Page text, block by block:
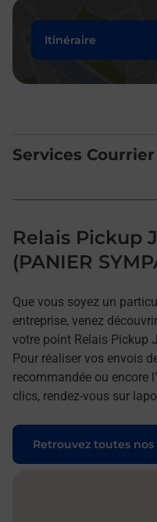
Itinéraire
Services
Relais Pickup
(PANIER
Que vous soyez un
entreprise, venez
votre point Relais Pickup
Pour réaliser vos envois
recommandée ou encore
clics, rendez-vous sur
Retrouvez toutes